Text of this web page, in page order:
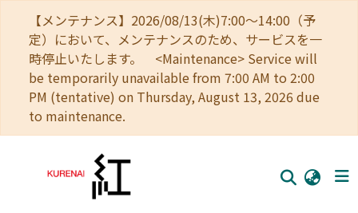
【メンテナンス】2026/08/13(木)7:00～14:00（予
定）において、メンテナンスのため、サービスを一
時停止いたします。 <Maintenance> Service will
be temporarily unavailable from 7:00 AM to 2:00
PM (tentative) on Thursday, August 13, 2026 due
to maintenance.